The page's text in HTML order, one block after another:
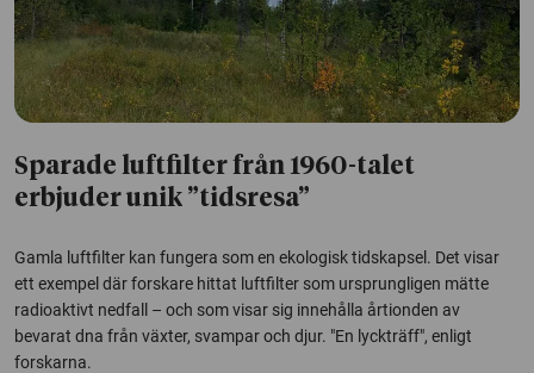
Sparade luftfilter från 1960-talet
erbjuder unik ”tidsresa”
Gamla luftfilter kan fungera som en ekologisk tidskapsel. Det visar
ett exempel där forskare hittat luftfilter som ursprungligen mätte
radioaktivt nedfall – och som visar sig innehålla årtionden av
bevarat dna från växter, svampar och djur. "En lyckträff", enligt
forskarna.